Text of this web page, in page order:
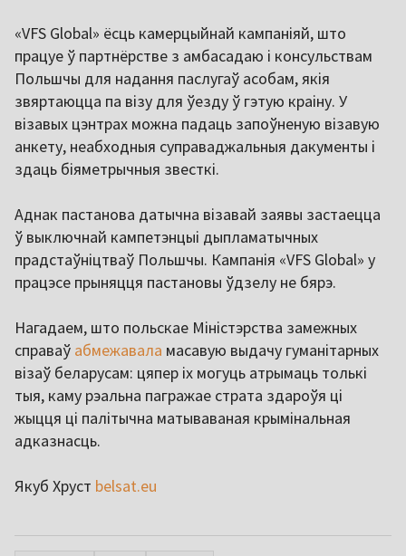
«VFS Global» ёсць камерцыйнай кампаніяй, што
працуе ў партнёрстве з амбасадаю і консульствам
Польшчы для надання паслугаў асобам, якія
звяртаюцца па візу для ўезду ў гэтую краіну. У
візавых цэнтрах можна падаць запоўненую візавую
анкету, неабходныя суправаджальныя дакументы і
здаць біяметрычныя звесткі.
Аднак пастанова датычна візавай заявы застаецца
ў выключнай кампетэнцыі дыпламатычных
прадстаўніцтваў Польшчы. Кампанія «VFS Global» у
працэсе прыняцця пастановы ўдзелу не бярэ.
Нагадаем, што польскае Міністэрства замежных
справаў абмежавала масавую выдачу гуманітарных
візаў беларусам: цяпер іх могуць атрымаць толькі
тыя, каму рэальна пагражае страта здароўя ці
жыцця ці палітычна матываваная крымінальная
адказнасць.
Якуб Хруст belsat.eu